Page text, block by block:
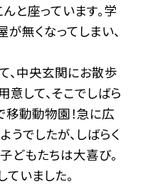
と座っています。学
無くなってしまい、
、中央玄関にお散歩
意して、そこでしばら
移動動物園！急に広
うでしたが、しばらく
どもたちは大喜び。
いました。